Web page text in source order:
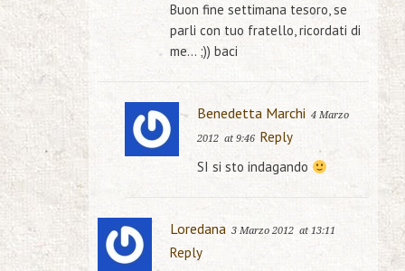
Buon fine settimana tesoro, se
parli con tuo fratello, ricordati di
me… ;)) baci
Benedetta Marchi 4 Marzo
2012 at 9:46 Reply
SI si sto indagando
Loredana 3 Marzo 2012 at 13:11
Reply